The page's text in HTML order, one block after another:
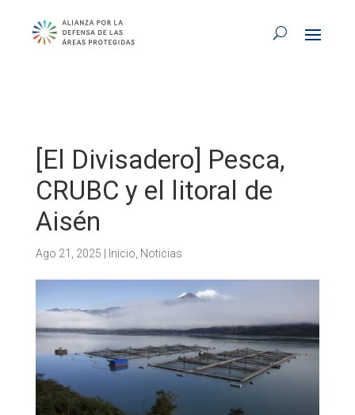
[El Divisadero] Pesca,
CRUBC y el litoral de
Aisén
Ago 21, 2025 Inicio Noticias